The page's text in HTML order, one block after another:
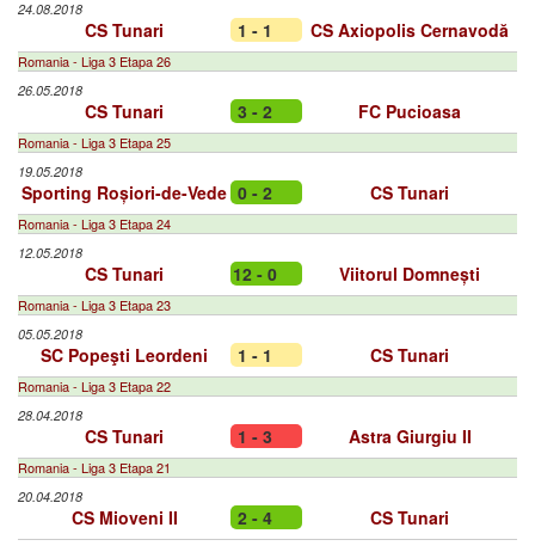
24.08.2018
CS Tunari 1 - 1 CS Axiopolis Cernavodă
Romania - Liga 3 Etapa 26
26.05.2018
CS Tunari 3 - 2 FC Pucioasa
Romania - Liga 3 Etapa 25
19.05.2018
Sporting Roșiori-de-Vede 0 - 2 CS Tunari
Romania - Liga 3 Etapa 24
12.05.2018
CS Tunari 12 - 0 Viitorul Domnești
Romania - Liga 3 Etapa 23
05.05.2018
SC Popeşti Leordeni 1 - 1 CS Tunari
Romania - Liga 3 Etapa 22
28.04.2018
CS Tunari 1 - 3 Astra Giurgiu II
Romania - Liga 3 Etapa 21
20.04.2018
CS Mioveni II 2 - 4 CS Tunari